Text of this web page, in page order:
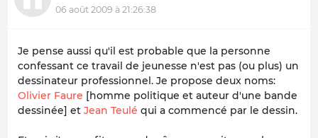
06 août 2009 à 21:26:38
Je pense aussi qu'il est probable que la personne
confessant ce travail de jeunesse n'est pas (ou plus) un
dessinateur professionnel. Je propose deux noms:
Olivier Faure [homme politique et auteur d'une bande
dessinée] et Jean Teulé qui a commencé par le dessin.